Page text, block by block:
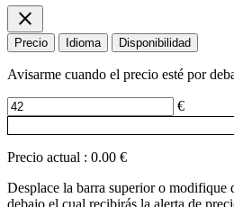
close
Precio Idioma Disponibilidad
Avisarme cuando el precio esté por
€
Precio actual : 0.00 €
Desplace la barra superior o modifique